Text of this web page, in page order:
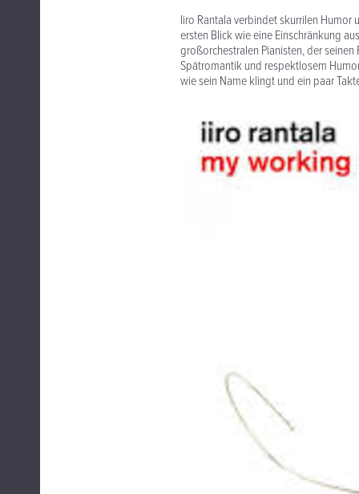
Iiro Rantala verbindet skurrilen Humor
ersten Blick wie eine Einschränkung
großorchestralen Pianisten, der
Spätromantik und respektlosem
wie sein Name klingt und ein paar